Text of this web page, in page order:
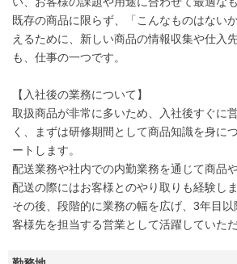
既存の商品に限らず、「こんなものはない
えるために、新しい商品の情報収集や仕入
も、仕事の一つです。
【入社後の業務について】
取扱商品が非常に多いため、入社後すぐに
く、まずは研修期間として商品知識を身に
ートします。
配送業務や社内での内勤業務を通じて商品
配送の際にはお客様とのやり取りも経験しま
その後、段階的に業務の幅を広げ、3年目
客様先を担当する営業として活躍していただ